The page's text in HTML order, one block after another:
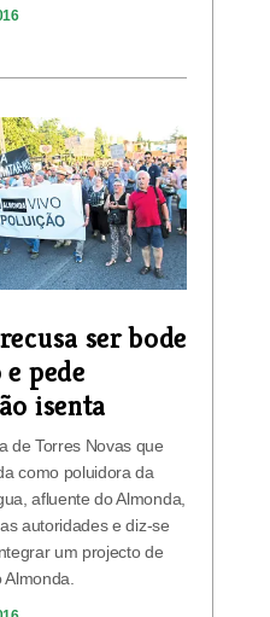
ser bode
pede
isenta
de Torres Novas que
como poluidora da
afluente do Almonda,
autoridades e diz-se
um projecto de